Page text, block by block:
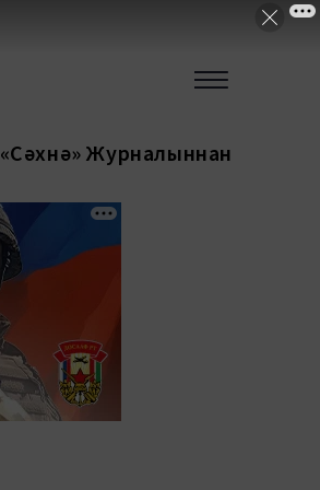
«Сәхнә» Журналыннан